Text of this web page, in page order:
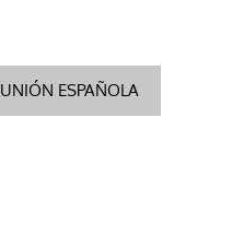
UNIÓN ESPAÑOLA